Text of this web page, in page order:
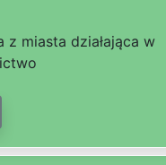
miasta działająca w